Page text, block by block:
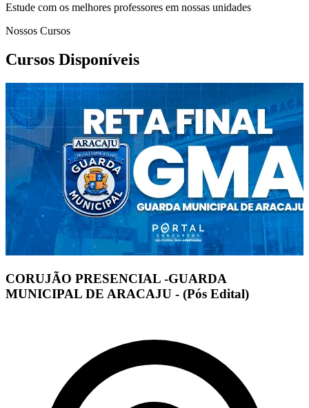
Estude com os melhores professores em nossas unidades
Nossos Cursos
Cursos Disponíveis
CORUJÃO PRESENCIAL -GUARDA
MUNICIPAL DE ARACAJU - (Pós Edital)